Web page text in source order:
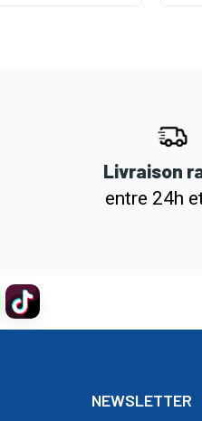
Livraison
entre 24h
NEWSLETTER